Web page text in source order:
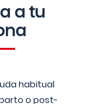
a tu
habitual
o post-